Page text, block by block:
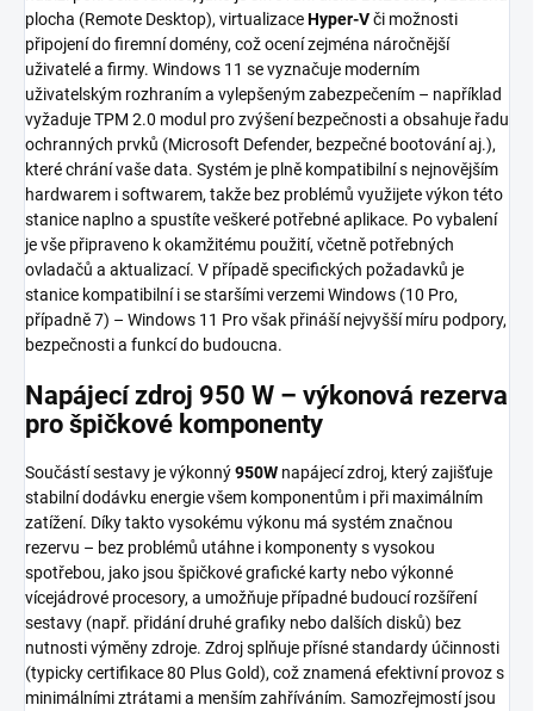
plocha (Remote Desktop), virtualizaceHyper-Vči možnosti
připojení do firemní domény, což ocení zejména náročnější
uživatelé a firmy. Windows 11 se vyznačuje moderním
uživatelským rozhraním a vylepšeným zabezpečením – například
vyžaduje TPM 2.0 modul pro zvýšení bezpečnosti a obsahuje řadu
ochranných prvků (Microsoft Defender, bezpečné bootování aj.),
které chrání vaše data. Systém je plně kompatibilní s nejnovějším
hardwarem i softwarem, takže bez problémů využijete výkon této
stanice naplno a spustíte veškeré potřebné aplikace. Po vybalení
je vše připraveno k okamžitému použití, včetně potřebných
ovladačů a aktualizací. V případě specifických požadavků je
stanice kompatibilní i se staršími verzemi Windows (10 Pro,
případně 7) – Windows 11 Pro však přináší nejvyšší míru podpory,
bezpečnosti a funkcí do budoucna.
Napájecí zdroj 950 W – výkonová rezerva
pro špičkové komponenty
Součástí sestavy je výkonný950W napájecí zdroj, který zajišťuje
stabilní dodávku energie všem komponentům i při maximálním
zatížení. Díky takto vysokému výkonu má systém značnou
rezervu – bez problémů utáhne i komponenty s vysokou
spotřebou, jako jsou špičkové grafické karty nebo výkonné
vícejádrové procesory, a umožňuje případné budoucí rozšíření
sestavy (např. přidání druhé grafiky nebo dalších disků) bez
nutnosti výměny zdroje. Zdroj splňuje přísné standardy účinnosti
(typicky certifikace 80 Plus Gold), což znamená efektivní provoz s
minimálními ztrátami a menším zahříváním. Samozřejmostí jsou